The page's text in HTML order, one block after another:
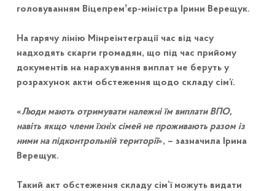
головуванням Віцепремʼєр-міністра Ірини Верещук.
На гарячу лінію Мінреінтеграції час від часу
надходять скарги громадян, що під час прийому
документів на нарахування виплат не беруть у
розрахунок акти обстеження щодо складу сім’ї.
«Люди мають отримувати належні їм виплати ВПО,
навіть якщо члени їхніх сімей не проживають разом із
ними на підконтрольній території», – зазначила Ірина
Верещук.
Такий акт обстеження складу сімʼї можуть видати